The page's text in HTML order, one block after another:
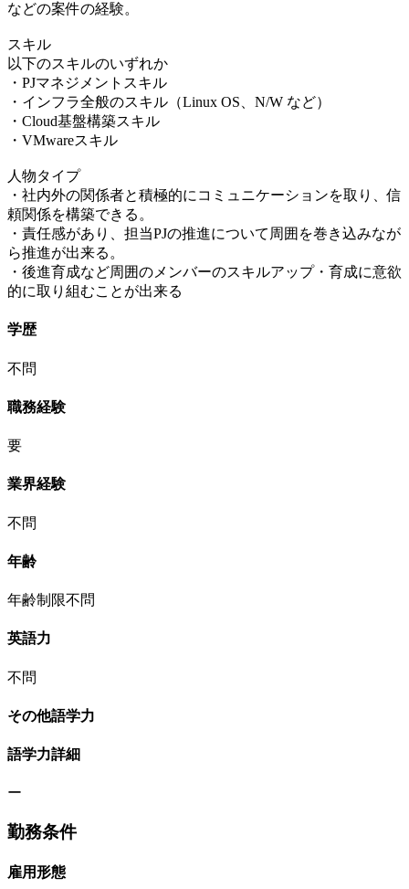
などの案件の経験。
スキル
以下のスキルのいずれか
・PJマネジメントスキル
・インフラ全般のスキル（Linux OS、N/W など）
・Cloud基盤構築スキル
・VMwareスキル
人物タイプ
・社内外の関係者と積極的にコミュニケーションを取り、信
頼関係を構築できる。
・責任感があり、担当PJの推進について周囲を巻き込みなが
ら推進が出来る。
・後進育成など周囲のメンバーのスキルアップ・育成に意欲
的に取り組むことが出来る
学歴
不問
職務経験
要
業界経験
不問
年齢
年齢制限不問
英語力
不問
その他語学力
語学力詳細
ー
勤務条件
雇用形態